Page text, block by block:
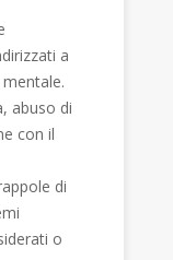
a
abuso di
con il
di
o